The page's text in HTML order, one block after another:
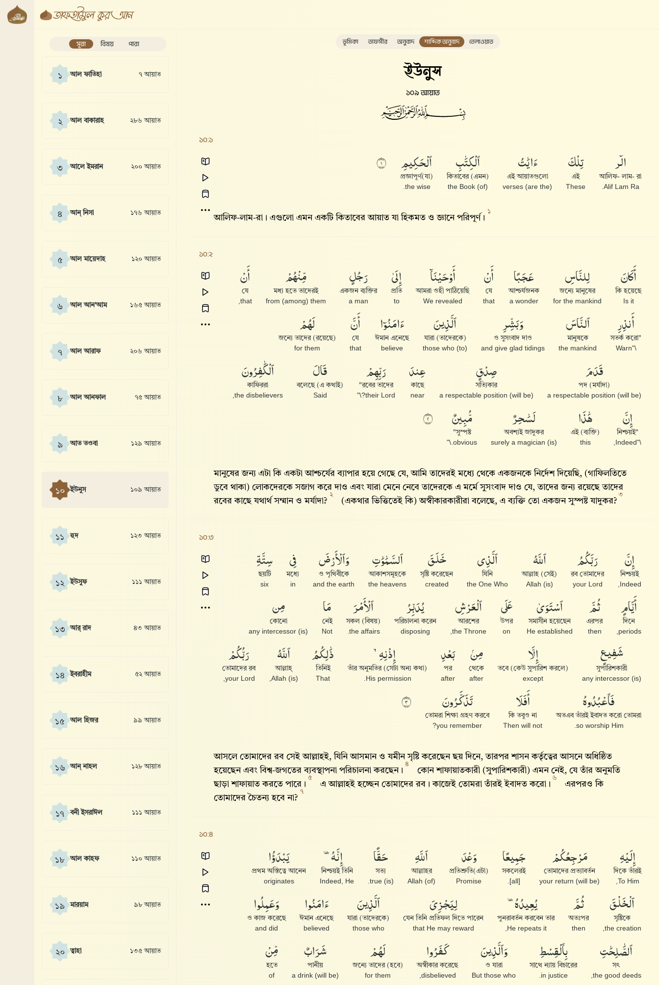
সূরা বিষয় পারা
১ আল ফাতিহা ৭ আয়াত
২ আল বাকারাহ ২৮৬ আয়াত
৩ আলে ইমরান ২০০ আয়াত
৪ আন্ নিসা ১৭৬ আয়াত
৫ আল মায়েদাহ ১২০ আয়াত
৬ আল আন'আম ১৬৫ আয়াত
৭ আল আরাফ ২০৬ আয়াত
৮ আল আনফাল ৭৫ আয়াত
৯ আত তওবা ১২৯ আয়াত
১০ ইউনুস ১০৯ আয়াত
১১ হুদ ১২৩ আয়াত
১২ ইউসুফ ১১১ আয়াত
১৩ আর্ রাদ ৪৩ আয়াত
১৪ ইবরাহীম ৫২ আয়াত
১৫ আল হিজর ৯৯ আয়াত
১৬ আন্ নাহল ১২৮ আয়াত
১৭ বনী ইসরাঈল ১১১ আয়াত
১৮ আল কাহফ ১১০ আয়াত
১৯ মারয়াম ৯৮ আয়াত
২০ ত্বাহা ১৩৫ আয়াত
ভূমিকা তাফসীর অনুবাদ শাব্দিক অনুবাদ তেলাওয়াত
ইউনুস
১০৯ আয়াত
১০:১
الٓر
আলিফ- লাম- রা
Alif Lam Ra.
تِلْكَ
এই
These
ءَايَٰتُ
এই আয়াতগুলো
(are the) verses
ٱلْكِتَٰبِ
(এমন) কিতাবের
(of) the Book
ٱلْحَكِيمِ
(যা)প্রজ্ঞাপূর্ণ
the wise.
١
আলিফ-লাম-রা। এগুলো এমন একটি কিতাবের আয়াত যা হিকমত ও জ্ঞানে পরিপূর্ণ।
১
১০:২
أَكَانَ
কি হয়েছে
Is it
لِلنَّاسِ
জন্যে মানুষের
for the mankind
عَجَبًا
আশ্চর্যজনক
a wonder
أَنْ
যে
that
أَوْحَيْنَآ
আমরা ওহী পাঠিয়েছি
We revealed
إِلَىٰ
প্রতি
to
رَجُلٍ
একজন ব্যক্তির
a man
مِّنْهُمْ
মধ্য হতে তাদেরই
from (among) them
أَنْ
যে
that,
أَنذِرِ
"সতর্ক করো
\"Warn
ٱلنَّاسَ
মানুষকে
the mankind
وَبَشِّرِ
ও সুসংবাদ দাও
and give glad tidings
ٱلَّذِينَ
(তাদেরকে) যারা
(to) those who
ءَامَنُوٓا۟
ঈমান এনেছে
believe
أَنَّ
যে
that
لَهُمْ
জন্যে তাদের (রয়েছে)
for them
قَدَمَ
পদ (মর্যাদা)
(will be) a respectable position
صِدْقٍ
সত্যিকার
(will be) a respectable position
عِندَ
কাছে
near
رَبِّهِمْ
রবের তাদের"
their Lord?\"
قَالَ
(এ কথাই) বলেছে
Said
ٱلْكَٰفِرُونَ
কাফিররা
the disbelievers,
إِنَّ
"নিশ্চয়ই
\"Indeed,
هَٰذَا
এই (ব্যক্তি)
this
لَسَٰحِرٌ
অবশ্যই জাদুকর
(is) surely a magician
مُّبِينٌ
সুস্পষ্ট"
obvious.\"
٢
মানুষের জন্য এটা কি একটা আশ্চর্যের ব্যাপার হয়ে গেছে যে, আমি তাদেরই মধ্যে থেকে একজনকে নির্দেশ দিয়েছি, (গাফিলতিতে
ডুবে থাকা) লোকদেরকে সজাগ করে দাও এবং যারা মেনে নেবে তাদেরকে এ মর্মে সুসংবাদ দাও যে, তাদের জন্য রয়েছে তাদের
রবের কাছে যথার্থ সম্মান ও মর্যাদা?
২
(একথার ভিত্তিতেই কি) অস্বীকারকারীরা বলেছে, এ ব্যক্তি তো একজন সুস্পষ্ট যাদুকর?
৩
১০:৩
إِنَّ
নিশ্চয়ই
Indeed,
رَبَّكُمُ
রব তোমাদের
your Lord
ٱللَّهُ
(সেই) আল্লাহ
(is) Allah
ٱلَّذِى
যিনি
the One Who
خَلَقَ
সৃষ্টি করেছেন
created
ٱلسَّمَٰوَٰتِ
আকাশসমূহকে
the heavens
وَٱلْأَرْضَ
ও পৃথিবীকে
and the earth
فِى
মধ্যে
in
سِتَّةِ
ছয়টি
six
أَيَّامٍ
দিনে
periods,
ثُمَّ
এরপর
then
ٱسْتَوَىٰ
সমাসীন হয়েছেন
He established
عَلَى
উপর
on
ٱلْعَرْشِ
আরশের
the Throne,
يُدَبِّرُ
পরিচালনা করেন
disposing
ٱلْأَمْرَ
সকল (বিষয়)
the affairs.
مَا
নেই
Not
مِن
কোনো
(is) any intercessor
شَفِيعٍ
সুপারিশকারী
(is) any intercessor
إِلَّا
তবে (কেউ সুপারিশ করলে)
except
مِنۢ
থেকে
after
بَعْدِ
পর
after
إِذْنِهِۦ
তাঁর অনুমতির (সেটা অন্য কথা)
His permission.
ذَٰلِكُمُ
তিনিই
That
ٱللَّهُ
আল্লাহ্‌
(is) Allah,
رَبُّكُمْ
তোমাদের রব
your Lord,
فَٱعْبُدُوهُ
অতএব তাঁরই ইবাদত করো তোমরা
so worship Him.
أَفَلَا
কি তবুও না
Then will not
تَذَكَّرُونَ
তোমরা শিক্ষা গ্রহণ করবে
you remember?
٣
আসলে তোমাদের রব সেই আল্লাহই, যিনি আসমান ও যমীন সৃষ্টি করেছেন ছয় দিনে, তারপর শাসন কর্তৃত্বের আসনে অধিষ্ঠিত
হয়েছেন এবং বিশ্ব-জগতের ব্যবস্থাপনা পরিচালনা করছেন।
৪
কোন শাফায়াতকারী (সুপারিশকারী) এমন নেই, যে তাঁর অনুমতি
ছাড়া শাফায়াত করতে পারে।
৫
এ আল্লাহই হচ্ছেন তোমাদের রব। কাজেই তোমরা তাঁরই ইবাদত করো।
৬
এরপরও কি
তোমাদের চৈতন্য হবে না?
৭
১০:৪
إِلَيْهِ
দিকে তাঁরই
To Him,
مَرْجِعُكُمْ
তোমাদের প্রত্যাবর্তন
(will be) your return
جَمِيعًا
সকলেরই
[all].
وَعْدَ
(এটা)প্রতিশ্রুতি
Promise
ٱللَّهِ
আল্লাহর
(of) Allah
حَقًّا
সত্য
(is) true.
إِنَّهُۥ
নিশ্চয়ই তিনি
Indeed, He
يَبْدَؤُا۟
প্রথম অস্তিত্বে আনেন
originates
ٱلْخَلْقَ
সৃষ্টিকে
the creation,
ثُمَّ
অতঃপর
then
يُعِيدُهُۥ
পুনরাবর্তন করবেন তার
He repeats it,
لِيَجْزِىَ
যেন তিনি প্রতিফল দিতে পারেন
that He may reward
ٱلَّذِينَ
(তাদেরকে) যারা
those who
ءَامَنُوا۟
ঈমান এনেছে
believed
وَعَمِلُوا۟
ও কাজ করেছে
and did
ٱلصَّٰلِحَٰتِ
সৎ
the good deeds,
بِٱلْقِسْطِ
সাথে ন্যায় বিচারের
in justice.
وَٱلَّذِينَ
ও যারা
But those who
كَفَرُوا۟
অস্বীকার করেছে
disbelieved,
لَهُمْ
জন্যে তাদের (হবে)
for them
شَرَابٌ
পানীয়
(will be) a drink
مِّنْ
হতে
of